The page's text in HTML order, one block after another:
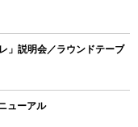
」説明会／ラウンドテーブ
ューアル